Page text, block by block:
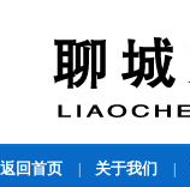
返回首页 关于我们